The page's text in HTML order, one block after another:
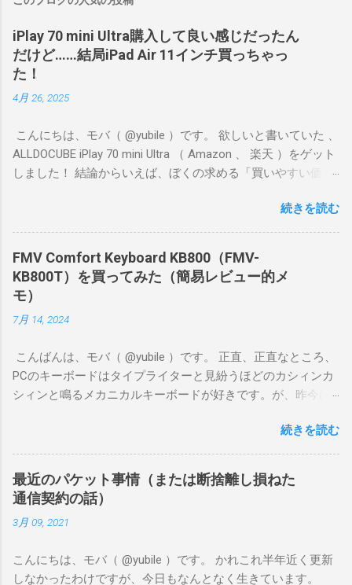
iPlay 70 mini Ultra購入して良い感じだったん
だけど……結局iPad Air 11インチ買っちゃっ
た！
4月 26, 2025
こんにちは、モバ（ @yubile ）です。 欲しいと書いていた 、
ALLDOCUBE iPlay 70 mini Ultra （ Amazon 、 楽天 ）をゲット
しました！ 結論からいえば、ぼくの求める「買いやすい価
ポイントをしっかり満たしていたので満足度が高いです。 ぼ
くが遊ぶゲームはFGOやグラブル、ウマ娘、プリコネR、艦こ
ムではないけど、あまりスペックが低いとカクカクしてスト
レスがたまります。 片手で持ちやすいサイズながら、ゲーム
が割としっかり遊べるナイス端末、と感じました。
続きを読む
FMV Comfort Keyboard KB800（FMV-
KB800T）を買ってみた（簡易レビュー的メ
モ）
7月 14, 2024
こんばんは、モバ（ @yubile ）です。 正直、正直なところ、
PCのキーボードはタイプライターと見紛うほどのカシィンカ
シィンと鳴るメカニカルキーボードが好きです。が、昨今は
時代の流れには抗えません。 そんなわけで半ば衝動買いした
のが、富士通の FMV Comfort Keyboard KB800 です。この記
事を書いている今、Amazonには入荷しておらず、メーカーの
オンラインショップでも品切れ中のようです。 ちなみに私
は、近所のケーズデンキに1台残っていたのを運良く衝動買い
できました（？）。直前に同じケーズデンキで Logicool
とても良かった）んですけどね……。 ファーストインプレッシ
続きを読む
最近のパケット事情（または断捨離し損ねた
通信契約の話）
3月 09, 2021
こんにちは、モバ（ @yubile ）です。 かれこれ半年近く更新
しなかったわけですが、今日もなんとなく生きています。